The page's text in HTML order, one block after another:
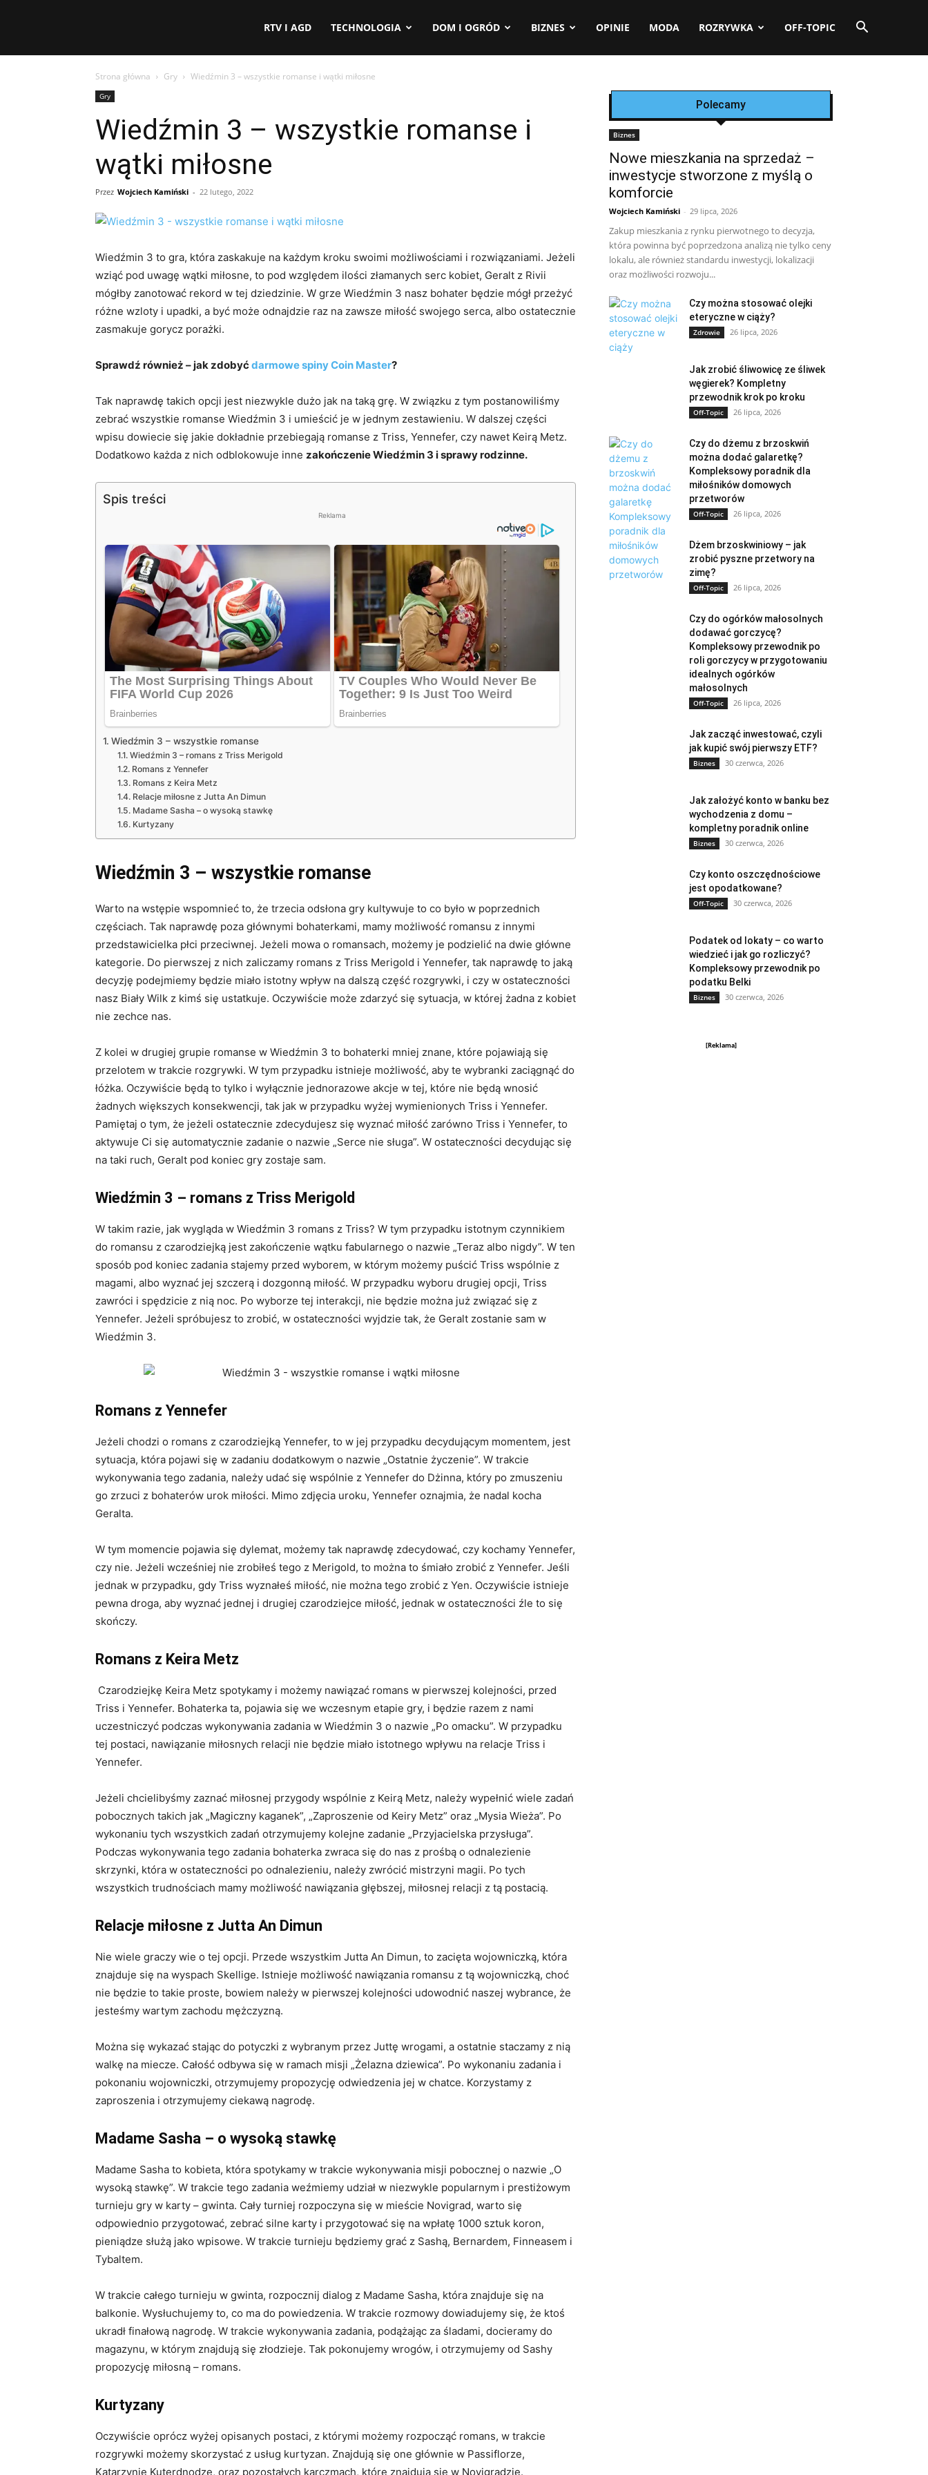
RTV I AGD TECHNOLOGIA DOM I OGRÓD BIZNES OPINIE MODA ROZRYWKA OFF-TOPIC
Strona główna Gry Wiedźmin 3 – wszystkie romanse i wątki miłosne
Gry
Wiedźmin 3 – wszystkie romanse i
wątki miłosne
Przez Wojciech Kamiński - 22 lutego, 2022
Wiedźmin 3 to gra, która zaskakuje na każdym kroku swoimi możliwościami i rozwiązaniami. Jeżeli
wziąć pod uwagę wątki miłosne, to pod względem ilości złamanych serc kobiet, Geralt z Rivii
mógłby zanotować rekord w tej dziedzinie. W grze Wiedźmin 3 nasz bohater będzie mógł przeżyć
różne wzloty i upadki, a być może odnajdzie raz na zawsze miłość swojego serca, albo ostatecznie
zasmakuje gorycz porażki.
Sprawdź również – jak zdobyćdarmowe spiny Coin Master?
Tak naprawdę takich opcji jest niezwykle dużo jak na taką grę. W związku z tym postanowiliśmy
zebrać wszystkie romanse Wiedźmin 3 i umieścić je w jednym zestawieniu. W dalszej części
wpisu dowiecie się jakie dokładnie przebiegają romanse z Triss, Yennefer, czy nawet Keirą Metz.
Dodatkowo każda z nich odblokowuje inne zakończenie Wiedźmin 3 i sprawy rodzinne.
Spis treści
Reklama
Wiedźmin 3 – wszystkie romanse
Wiedźmin 3 – romans z Triss Merigold
Romans z Yennefer
Romans z Keira Metz
Relacje miłosne z Jutta An Dimun
Madame Sasha – o wysoką stawkę
Kurtyzany
Wiedźmin 3 – wszystkie romanse
Warto na wstępie wspomnieć to, że trzecia odsłona gry kultywuje to co było w poprzednich
częściach. Tak naprawdę poza głównymi bohaterkami, mamy możliwość romansu z innymi
przedstawicielka płci przeciwnej. Jeżeli mowa o romansach, możemy je podzielić na dwie główne
kategorie. Do pierwszej z nich zaliczamy romans z Triss Merigold i Yennefer, tak naprawdę to jaką
decyzję podejmiemy będzie miało istotny wpływ na dalszą część rozgrywki, i czy w ostateczności
nasz Biały Wilk z kimś się ustatkuje. Oczywiście może zdarzyć się sytuacja, w której żadna z kobiet
nie zechce nas.
Z kolei w drugiej grupie romanse w Wiedźmin 3 to bohaterki mniej znane, które pojawiają się
przelotem w trakcie rozgrywki. W tym przypadku istnieje możliwość, aby te wybranki zaciągnąć do
łóżka. Oczywiście będą to tylko i wyłącznie jednorazowe akcje w tej, które nie będą wnosić
żadnych większych konsekwencji, tak jak w przypadku wyżej wymienionych Triss i Yennefer.
Pamiętaj o tym, że jeżeli ostatecznie zdecydujesz się wyznać miłość zarówno Triss i Yennefer, to
aktywuje Ci się automatycznie zadanie o nazwie „Serce nie sługa”. W ostateczności decydując się
na taki ruch, Geralt pod koniec gry zostaje sam.
Wiedźmin 3 – romans z Triss Merigold
W takim razie, jak wygląda w Wiedźmin 3 romans z Triss? W tym przypadku istotnym czynnikiem
do romansu z czarodziejką jest zakończenie wątku fabularnego o nazwie „Teraz albo nigdy”. W ten
sposób pod koniec zadania stajemy przed wyborem, w którym możemy puścić Triss wspólnie z
magami, albo wyznać jej szczerą i dozgonną miłość. W przypadku wyboru drugiej opcji, Triss
zawróci i spędzicie z nią noc. Po wyborze tej interakcji, nie będzie można już związać się z
Yennefer. Jeżeli spróbujesz to zrobić, w ostateczności wyjdzie tak, że Geralt zostanie sam w
Wiedźmin 3.
Romans z Yennefer
Jeżeli chodzi o romans z czarodziejką Yennefer, to w jej przypadku decydującym momentem, jest
sytuacja, która pojawi się w zadaniu dodatkowym o nazwie „Ostatnie życzenie”. W trakcie
wykonywania tego zadania, należy udać się wspólnie z Yennefer do Dżinna, który po zmuszeniu
go zrzuci z bohaterów urok miłości. Mimo zdjęcia uroku, Yennefer oznajmia, że nadal kocha
Geralta.
W tym momencie pojawia się dylemat, możemy tak naprawdę zdecydować, czy kochamy Yennefer,
czy nie. Jeżeli wcześniej nie zrobiłeś tego z Merigold, to można to śmiało zrobić z Yennefer. Jeśli
jednak w przypadku, gdy Triss wyznałeś miłość, nie można tego zrobić z Yen. Oczywiście istnieje
pewna droga, aby wyznać jednej i drugiej czarodziejce miłość, jednak w ostateczności źle to się
skończy.
Romans z Keira Metz
Czarodziejkę Keira Metz spotykamy i możemy nawiązać romans w pierwszej kolejności, przed
Triss i Yennefer. Bohaterka ta, pojawia się we wczesnym etapie gry, i będzie razem z nami
uczestniczyć podczas wykonywania zadania w Wiedźmin 3 o nazwie „Po omacku”. W przypadku
tej postaci, nawiązanie miłosnych relacji nie będzie miało istotnego wpływu na relacje Triss i
Yennefer.
Jeżeli chcielibyśmy zaznać miłosnej przygody wspólnie z Keirą Metz, należy wypełnić wiele zadań
pobocznych takich jak „Magiczny kaganek”, „Zaproszenie od Keiry Metz” oraz „Mysia Wieża”. Po
wykonaniu tych wszystkich zadań otrzymujemy kolejne zadanie „Przyjacielska przysługa”.
Podczas wykonywania tego zadania bohaterka zwraca się do nas z prośbą o odnalezienie
skrzynki, która w ostateczności po odnalezieniu, należy zwrócić mistrzyni magii. Po tych
wszystkich trudnościach mamy możliwość nawiązania głębszej, miłosnej relacji z tą postacią.
Relacje miłosne z Jutta An Dimun
Nie wiele graczy wie o tej opcji. Przede wszystkim Jutta An Dimun, to zacięta wojowniczką, która
znajduje się na wyspach Skellige. Istnieje możliwość nawiązania romansu z tą wojowniczką, choć
nie będzie to takie proste, bowiem należy w pierwszej kolejności udowodnić naszej wybrance, że
jesteśmy wartym zachodu mężczyzną.
Można się wykazać stając do potyczki z wybranym przez Juttę wrogami, a ostatnie staczamy z nią
walkę na miecze. Całość odbywa się w ramach misji „Żelazna dziewica”. Po wykonaniu zadania i
pokonaniu wojowniczki, otrzymujemy propozycję odwiedzenia jej w chatce. Korzystamy z
zaproszenia i otrzymujemy ciekawą nagrodę.
Madame Sasha – o wysoką stawkę
Madame Sasha to kobieta, która spotykamy w trakcie wykonywania misji pobocznej o nazwie „O
wysoką stawkę”. W trakcie tego zadania weźmiemy udział w niezwykle popularnym i prestiżowym
turnieju gry w karty – gwinta. Cały turniej rozpoczyna się w mieście Novigrad, warto się
odpowiednio przygotować, zebrać silne karty i przygotować się na wpłatę 1000 sztuk koron,
pieniądze służą jako wpisowe. W trakcie turnieju będziemy grać z Sashą, Bernardem, Finneasem i
Tybaltem.
W trakcie całego turnieju w gwinta, rozpocznij dialog z Madame Sasha, która znajduje się na
balkonie. Wysłuchujemy to, co ma do powiedzenia. W trakcie rozmowy dowiadujemy się, że ktoś
ukradł finałową nagrodę. W trakcie wykonywania zadania, podążając za śladami, docieramy do
magazynu, w którym znajdują się złodzieje. Tak pokonujemy wrogów, i otrzymujemy od Sashy
propozycję miłosną – romans.
Kurtyzany
Oczywiście oprócz wyżej opisanych postaci, z którymi możemy rozpocząć romans, w trakcie
rozgrywki możemy skorzystać z usług kurtyzan. Znajdują się one głównie w Passiflorze,
Katarzynie Kuterdnodze, oraz pozostałych karczmach, które znajdują się w Novigradzie.
Polecamy
Biznes
Nowe mieszkania na sprzedaż –
inwestycje stworzone z myślą o
komforcie
Wojciech Kamiński - 29 lipca, 2026
Zakup mieszkania z rynku pierwotnego to decyzja,
która powinna być poprzedzona analizą nie tylko ceny
lokalu, ale również standardu inwestycji, lokalizacji
oraz możliwości rozwoju...
Czy można stosować olejki
eteryczne w ciąży?
Zdrowie 26 lipca, 2026
Jak zrobić śliwowicę ze śliwek
węgierek? Kompletny
przewodnik krok po kroku
Off-Topic 26 lipca, 2026
Czy do dżemu z brzoskwiń
można dodać galaretkę?
Kompleksowy poradnik dla
miłośników domowych
przetworów
Off-Topic 26 lipca, 2026
Dżem brzoskwiniowy – jak
zrobić pyszne przetwory na
zimę?
Off-Topic 26 lipca, 2026
Czy do ogórków małosolnych
dodawać gorczycę?
Kompleksowy przewodnik po
roli gorczycy w przygotowaniu
idealnych ogórków
małosolnych
Off-Topic 26 lipca, 2026
Jak zacząć inwestować, czyli
jak kupić swój pierwszy ETF?
Biznes 30 czerwca, 2026
Jak założyć konto w banku bez
wychodzenia z domu –
kompletny poradnik online
Biznes 30 czerwca, 2026
Czy konto oszczędnościowe
jest opodatkowane?
Off-Topic 30 czerwca, 2026
Podatek od lokaty – co warto
wiedzieć i jak go rozliczyć?
Kompleksowy przewodnik po
podatku Belki
Biznes 30 czerwca, 2026
[Reklama]